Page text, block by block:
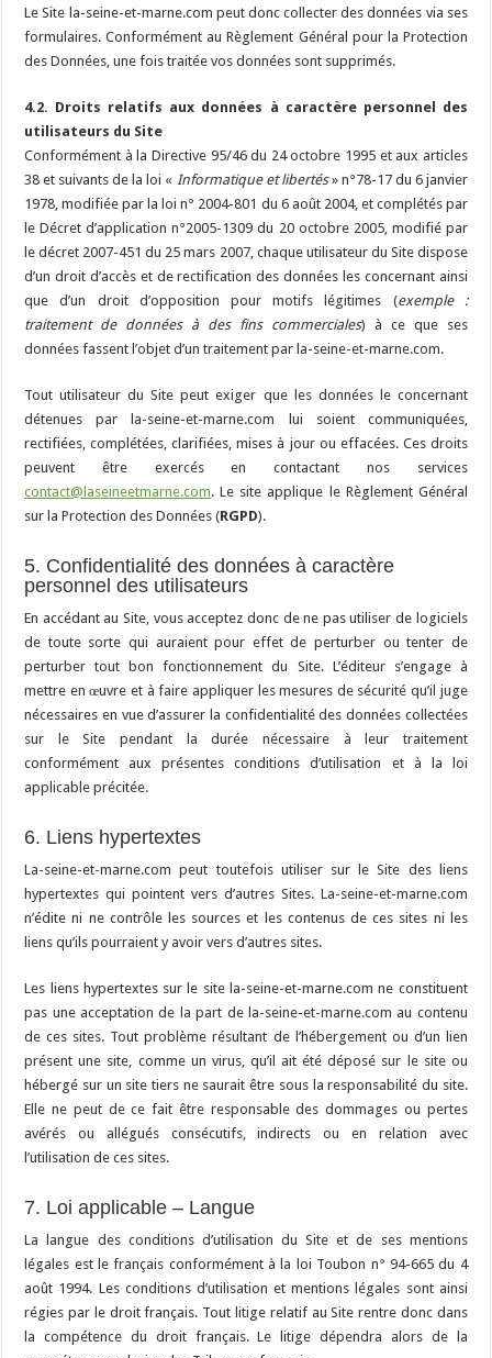
Le Site la-seine-et-marne.com peut donc collecter des données via ses
formulaires. Conformément au Règlement Général pour la Protection
des Données, une fois traitée vos données sont supprimés.
4.2. Droits relatifs aux données à caractère personnel des
utilisateurs du Site
Conformément à la Directive 95/46 du 24 octobre 1995 et aux articles
38 et suivants de la loi « Informatique et libertés» n°78-17 du 6 janvier
1978, modifiée par la loi n° 2004-801 du 6 août 2004, et complétés par
le Décret d’application n°2005-1309 du 20 octobre 2005, modifié par
le décret 2007-451 du 25 mars 2007, chaque utilisateur du Site dispose
d’un droit d’accès et de rectification des données les concernant ainsi
que d’un droit d’opposition pour motifs légitimes (exemple :
traitement de données à des fins commerciales) à ce que ses
données fassent l’objet d’un traitement par la-seine-et-marne.com.
Tout utilisateur du Site peut exiger que les données le concernant
détenues par la-seine-et-marne.com lui soient communiquées,
rectifiées, complétées, clarifiées, mises à jour ou effacées. Ces droits
peuvent être exercés en contactant nos services
contact@laseineetmarne.com. Le site applique le Règlement Général
sur la Protection des Données (RGPD).
5. Confidentialité des données à caractère
personnel des utilisateurs
En accédant au Site, vous acceptez donc de ne pas utiliser de logiciels
de toute sorte qui auraient pour effet de perturber ou tenter de
perturber tout bon fonctionnement du Site. L’éditeur s’engage à
mettre en œuvre et à faire appliquer les mesures de sécurité qu’il juge
nécessaires en vue d’assurer la confidentialité des données collectées
sur le Site pendant la durée nécessaire à leur traitement
conformément aux présentes conditions d’utilisation et à la loi
applicable précitée.
6. Liens hypertextes
La-seine-et-marne.com peut toutefois utiliser sur le Site des liens
hypertextes qui pointent vers d’autres Sites. La-seine-et-marne.com
n’édite ni ne contrôle les sources et les contenus de ces sites ni les
liens qu’ils pourraient y avoir vers d’autres sites.
Les liens hypertextes sur le site la-seine-et-marne.com ne constituent
pas une acceptation de la part de la-seine-et-marne.com au contenu
de ces sites. Tout problème résultant de l’hébergement ou d’un lien
présent une site, comme un virus, qu’il ait été déposé sur le site ou
hébergé sur un site tiers ne saurait être sous la responsabilité du site.
Elle ne peut de ce fait être responsable des dommages ou pertes
avérés ou allégués consécutifs, indirects ou en relation avec
l’utilisation de ces sites.
7. Loi applicable – Langue
La langue des conditions d’utilisation du Site et de ses mentions
légales est le français conformément à la loi Toubon n° 94-665 du 4
août 1994. Les conditions d’utilisation et mentions légales sont ainsi
régies par le droit français. Tout litige relatif au Site rentre donc dans
la compétence du droit français. Le litige dépendra alors de la